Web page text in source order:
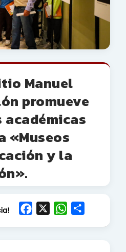
Manuel
promueve
«Museos
y la
W